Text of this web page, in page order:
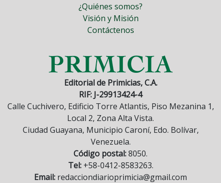
¿Quiénes somos?
Visión y Misión
Contáctenos
Editorial de Primicias, C.A.
RIF: J-29913424-4
Calle Cuchivero, Edificio Torre Atlantis, Piso Mezanina 1,
Local 2, Zona Alta Vista.
Ciudad Guayana, Municipio Caroní, Edo. Bolívar,
Venezuela.
Código postal:8050.
Tel:+58-0412-8583263.
Email: redacciondiarioprimicia@gmail.com